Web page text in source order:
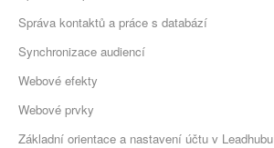
Správa kontaktů a práce s databází
Synchronizace audiencí
Webové efekty
Webové prvky
Základní orientace a nastavení účtu v Leadhubu